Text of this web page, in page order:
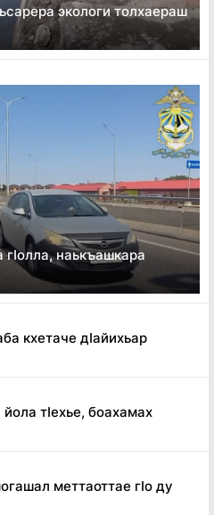
экологи толхаераш
наькъашкара
кхетаче дӏайихьар
тӏехье, боахамах
меттаоттае гӏо ду